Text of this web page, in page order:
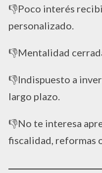
👎Poco interés
personalizado.
👎Mentalidad
👎Indispuesto a
largo plazo.
👎No te interesa
fiscalidad, reformas